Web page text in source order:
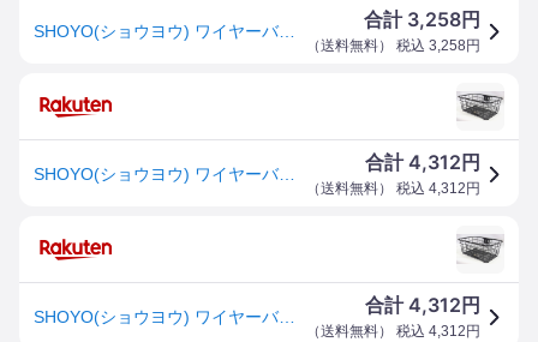
SHOYO(ショウヨウ) ワイヤーバスケット DX ワイド K-13
合計 3,258円
（送料無料） 税込 3,258 円
SHOYO(ショウヨウ) ワイヤーバスケット DX ワイド K-13
合計4,312 円
（送料無料） 税込 4,312 円
SHOYO(ショウヨウ) ワイヤーバスケット DX ワイド K-13
合計4,312 円
（送料無料） 税込 4,312 円